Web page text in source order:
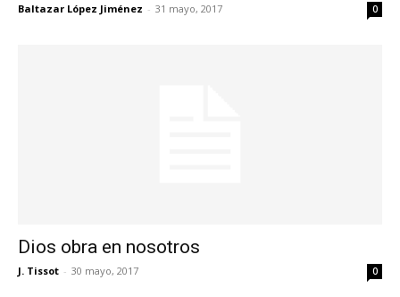
Baltazar López Jiménez - 31 mayo, 2017 0
Dios obra en nosotros
J. Tissot - 30 mayo, 2017 0